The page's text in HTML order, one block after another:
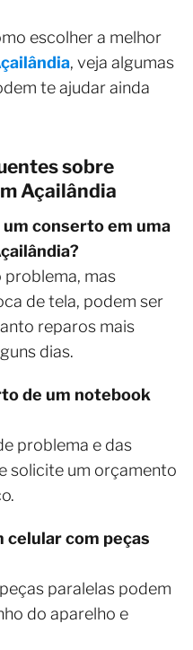
escolher a melhor
, veja algumas
te ajudar ainda
sobre
Açailândia
conserto em uma
mas
de tela, podem ser
reparos mais
dias.
de um notebook
problema e das
solicite um orçamento
celular com peças
paralelas podem
do aparelho e